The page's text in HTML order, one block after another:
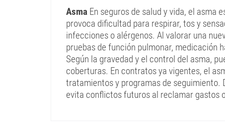
Asma En seguros de salud y vida, el asma
provoca dificultad para respirar, tos y
infecciones o alérgenos. Al valorar una
pruebas de función pulmonar, medicación
Según la gravedad y el control del asma,
coberturas. En contratos ya vigentes, el
tratamientos y programas de
evita conflictos futuros al reclamar gastos